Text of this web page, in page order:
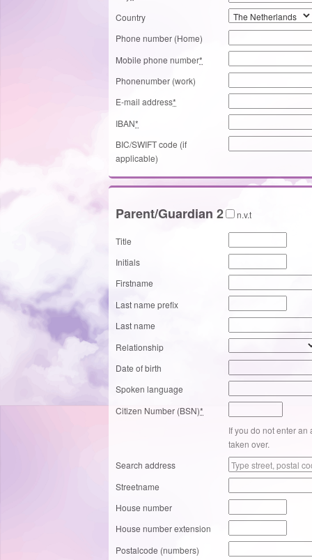
Country
Phone number (Home)
Mobile phone number*
Phonenumber (work)
E-mail address*
IBAN*
BIC/SWIFT code (if
applicable)
Parent/Guardian 2 n.v.t
Title
Initials
Firstname
Last name prefix
Last name
Relationship
Date of birth
Spoken language
Citizen Number (BSN)*
If you do not enter
taken over.
Search address
Streetname
House number
House number extension
Postalcode (numbers)